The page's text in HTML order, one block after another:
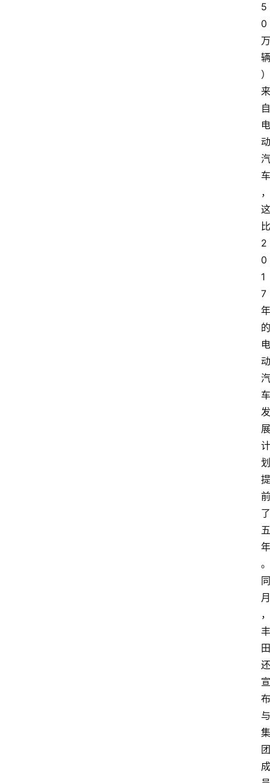
5
0
万
辆
）
来
自
电
动
汽
车
，
这
比
2
0
1
7
年
的
电
动
汽
车
发
展
计
划
提
前
了
五
年
。
同
月
，
丰
田
还
宣
布
与
集
团
成